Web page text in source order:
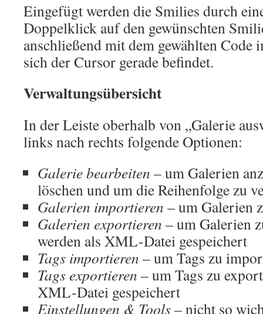
Eingefügt werden die Smilies durch
Doppelklick auf den gewünschten
anschließend mit dem gewählten Code
sich der Cursor gerade befindet.
Verwaltungsübersicht
In der Leiste oberhalb von „Galerie
links nach rechts folgende Optionen:
Galerie bearbeiten – um Galerien
löschen und um die Reihenfolge zu
Galerien importieren – um Galerien
Galerien exportieren – um Galerien
werden als XML-Datei gespeichert
Tags importieren – um Tags zu
Tags exportieren – um Tags zu
XML-Datei gespeichert
Einstellungen & Tools– nicht so